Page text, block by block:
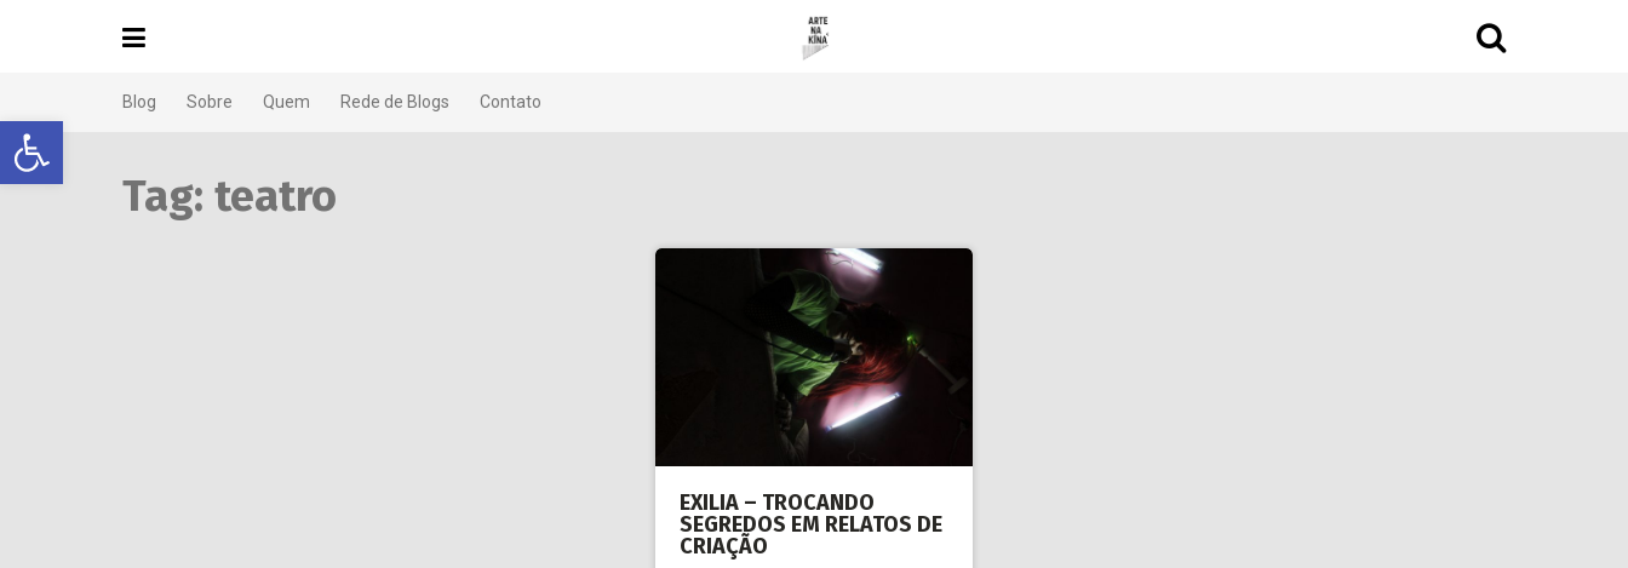
Abrir a barra de ferramentas
Blog Sobre Quem Rede de Blogs Contato
Tag: teatro
EXILIA – TROCANDO
SEGREDOS EM RELATOS DE
CRIAÇÃO